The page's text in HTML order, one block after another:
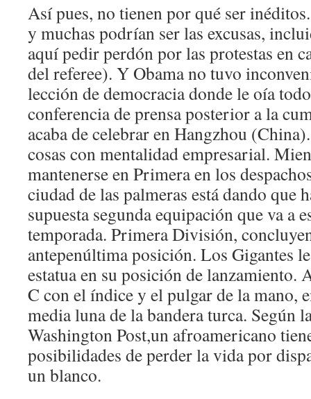
Así pues, no tienen por qué ser
y muchas podrían ser las excusas,
aquí pedir perdón por las protestas en
del referee). Y Obama no tuvo
lección de democracia donde le oía
conferencia de prensa posterior a la
acaba de celebrar en Hangzhou
cosas con mentalidad empresarial.
mantenerse en Primera en los
ciudad de las palmeras está dando que
supuesta segunda equipación que va a
temporada. Primera División,
antepenúltima posición. Los Gigantes
estatua en su posición de lanzamiento.
C con el índice y el pulgar de la mano,
media luna de la bandera turca. Según
Washington Post,un afroamericano
posibilidades de perder la vida por
un blanco.